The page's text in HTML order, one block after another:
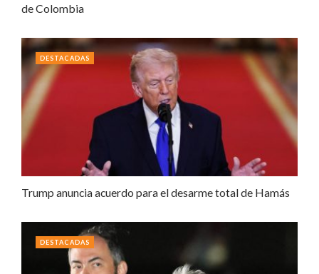
de Colombia
Trump anuncia acuerdo para el desarme total de Hamás
DESTACADAS
DESTACADAS